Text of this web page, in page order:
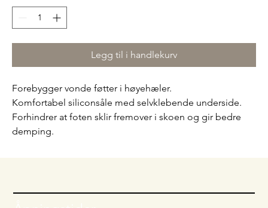
Legg til i handlekurv
Forebygger vonde føtter i høyehæler.
Komfortabel siliconsåle med selvklebende underside.
Forhindrer at foten sklir fremover i skoen og gir bedre
demping.